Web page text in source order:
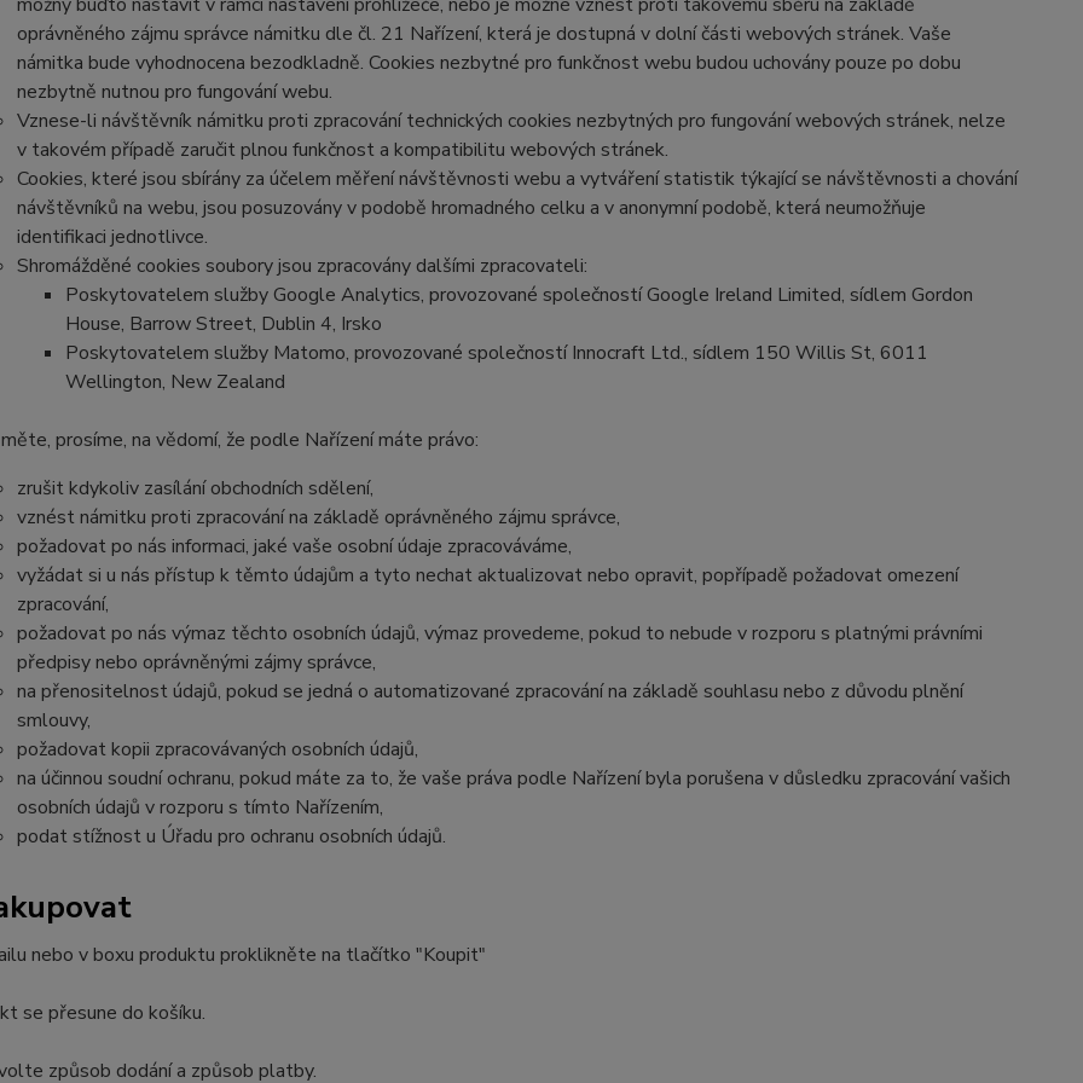
oprávněného zájmu správce námitku dle čl. 21 Nařízení, která je dostupná v dolní části webových stránek. Vaše
námitka bude vyhodnocena bezodkladně. Cookies nezbytné pro funkčnost webu budou uchovány pouze po dobu
nezbytně nutnou pro fungování webu.
Vznese-li návštěvník námitku proti zpracování technických cookies nezbytných pro fungování webových stránek, nelze
v takovém případě zaručit plnou funkčnost a kompatibilitu webových stránek.
Cookies, které jsou sbírány za účelem měření návštěvnosti webu a vytváření statistik týkající se návštěvnosti a chování
návštěvníků na webu, jsou posuzovány v podobě hromadného celku a v anonymní podobě, která neumožňuje
identifikaci jednotlivce.
Shromážděné cookies soubory jsou zpracovány dalšími zpracovateli:
Poskytovatelem služby Google Analytics, provozované společností Google Ireland Limited, sídlem Gordon
House, Barrow Street, Dublin 4, Irsko
Poskytovatelem služby Matomo, provozované společností Innocraft Ltd., sídlem 150 Willis St, 6011
Wellington, New Zealand
prosíme, na vědomí, že podle Nařízení máte právo:
zrušit kdykoliv zasílání obchodních sdělení,
vznést námitku proti zpracování na základě oprávněného zájmu správce,
požadovat po nás informaci, jaké vaše osobní údaje zpracováváme,
vyžádat si u nás přístup k těmto údajům a tyto nechat aktualizovat nebo opravit, popřípadě požadovat omezení
zpracování,
požadovat po nás výmaz těchto osobních údajů, výmaz provedeme, pokud to nebude v rozporu s platnými právními
předpisy nebo oprávněnými zájmy správce,
na přenositelnost údajů, pokud se jedná o automatizované zpracování na základě souhlasu nebo z důvodu plnění
smlouvy,
požadovat kopii zpracovávaných osobních údajů,
na účinnou soudní ochranu, pokud máte za to, že vaše práva podle Nařízení byla porušena v důsledku zpracování vašich
osobních údajů v rozporu s tímto Nařízením,
podat stížnost u Úřadu pro ochranu osobních údajů.
nebo v boxu produktu proklikněte na tlačítko "Koupit"
se přesune do košíku.
způsob dodání a způsob platby.